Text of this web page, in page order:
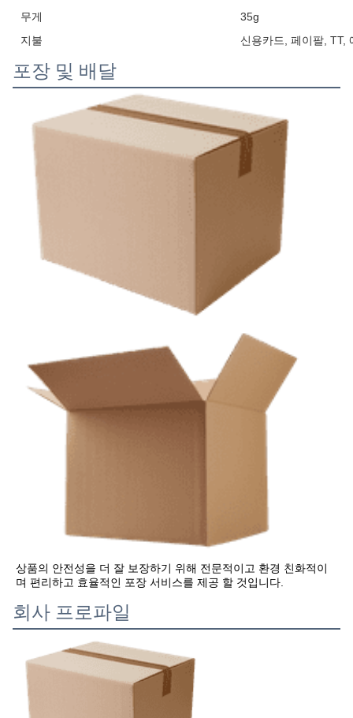
무게
35g
지불
신용카드, 페이팔, TT,
포장 및 배달
상품의 안전성을 더 잘 보장하기 위해 전문적이고 환경 친화적이
며 편리하고 효율적인 포장 서비스를 제공 할 것입니다.
회사 프로파일